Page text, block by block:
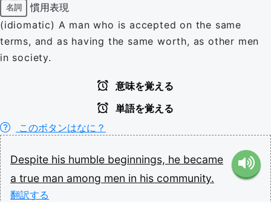
名詞
慣用表現
(idiomatic) A man who is accepted on the same
terms, and as having the same worth, as other men
in society.
意味を覚える
単語を覚える
このボタンはなに？
Despite his humble beginnings, he became
a true man among men in his community.
翻訳する